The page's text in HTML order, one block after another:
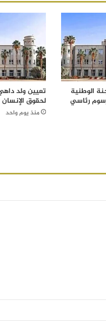
الوطنية
رئاسي
تعيين ولد
لحقوق
منذ يوم واحد